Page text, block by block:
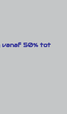
vanaf 50% tot